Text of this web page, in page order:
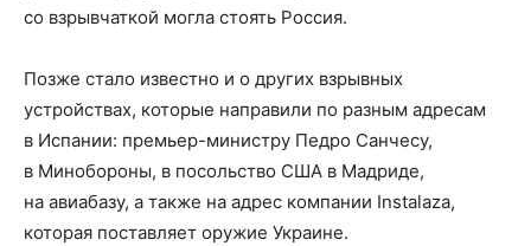
со взрывчаткой могла стоять Россия.
Позже стало известно и о других взрывных
устройствах, которые направили по разным адресам
в Испании: премьер-министру Педро Санчесу,
в Минобороны, в посольство США в Мадриде,
на авиабазу, а также на адрес компании Instalaza,
которая поставляет оружие Украине.